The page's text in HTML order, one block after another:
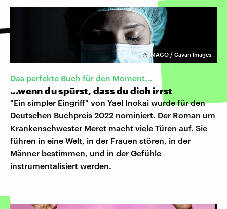
© IMAGO / Cavan Images
Das perfekte Buch für den Moment...
...wenn du spürst, dass du dich irrst
"Ein simpler Eingriff" von Yael Inokai wurde für den
Deutschen Buchpreis 2022 nominiert. Der Roman um
Krankenschwester Meret macht viele Türen auf. Sie
führen in eine Welt, in der Frauen stören, in der
Männer bestimmen, und in der Gefühle
instrumentalisiert werden.